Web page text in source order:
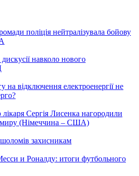
поліція нейтралізувала бойову
навколо нового
на відключення електроенергії не
Сергія Лисенка нагородили
(Німеччина – США)
захисникам
и Роналду: итоги футбольного